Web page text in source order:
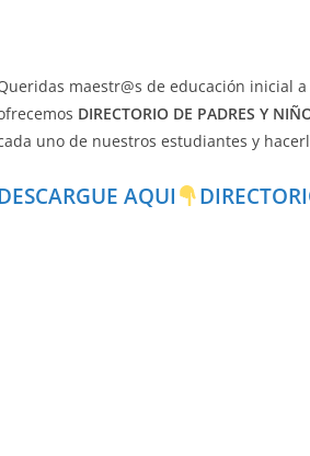
maestr@s de educación inicial
DIRECTORIO DE PADRES Y
uno de nuestros estudiantes y
AQUI